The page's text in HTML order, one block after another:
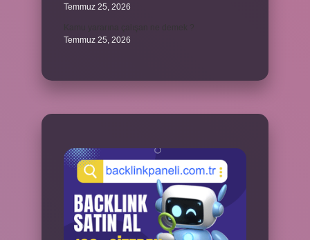
Temmuz 25, 2026
Temmuz 25, 2026